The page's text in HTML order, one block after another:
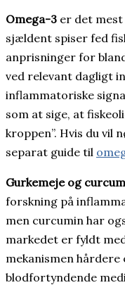
Omega-3 er det
sjældent spiser fed
anprisninger for
ved relevant dagligt
inflammatoriske
som at sige, at
kroppen”. Hvis du vil
separat guide til
Gurkemeje og
forskning på
men curcumin har
markedet er fyldt
mekanismen hårdere
blodfortyndende